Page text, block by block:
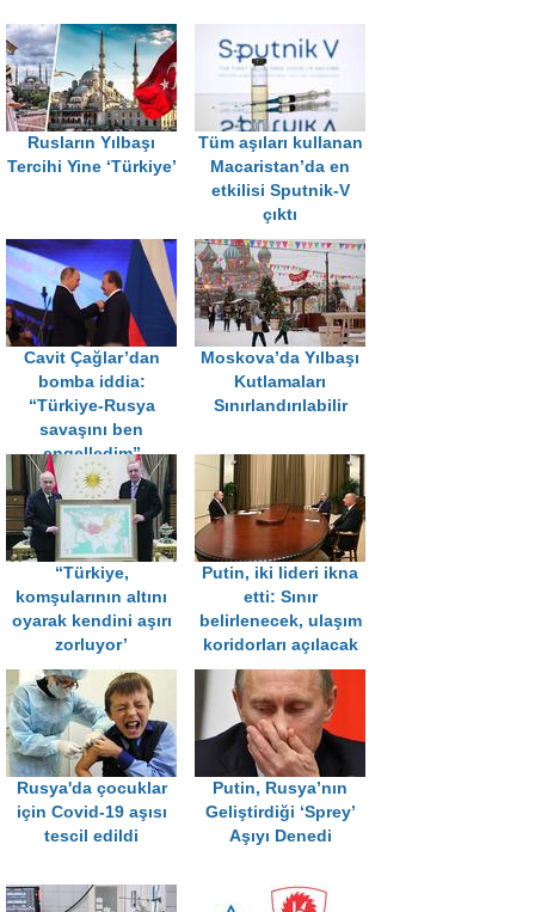
Rusların Yılbaşı
Tercihi Yine ‘Türkiye’
Tüm aşıları kullanan
Macaristan’da en
etkilisi Sputnik-V
çıktı
Cavit Çağlar’dan
bomba iddia:
“Türkiye-Rusya
savaşını ben
engelledim”
Moskova’da Yılbaşı
Kutlamaları
Sınırlandırılabilir
“Türkiye,
komşularının altını
oyarak kendini aşırı
zorluyor’
Putin, iki lideri ikna
etti: Sınır
belirlenecek, ulaşım
koridorları açılacak
Rusya'da çocuklar
için Covid-19 aşısı
tescil edildi
Putin, Rusya’nın
Geliştirdiği ‘Sprey’
Aşıyı Denedi